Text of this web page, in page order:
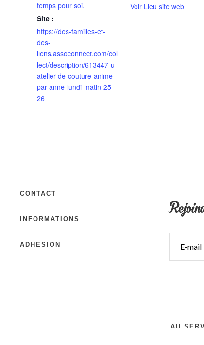
temps pour soi.
Site :
https://des-familles-et-
des-
liens.assoconnect.com/col
lect/description/613447-u-
atelier-de-couture-anime-
par-anne-lundi-matin-25-
26
Voir Lieu site web
CONTACT
INFORMATIONS
ADHESION
AU